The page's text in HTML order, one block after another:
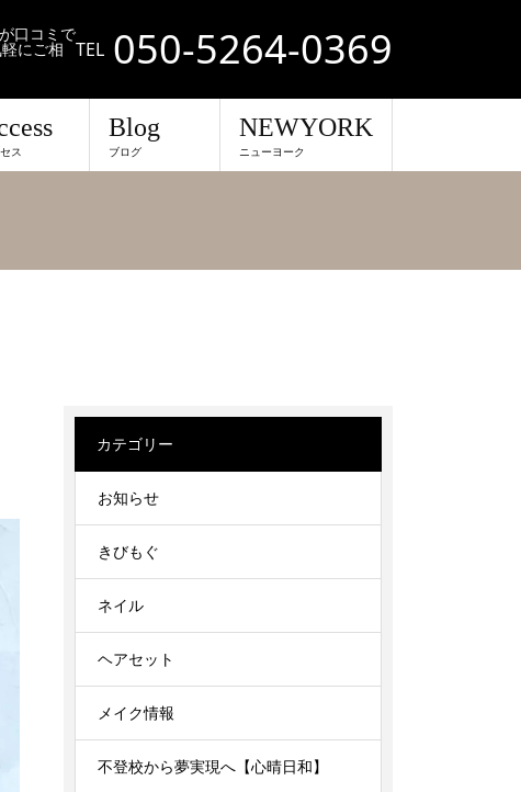
口コミで
にご相 TEL 050-5264-0369
ス
Blog
ブログ
NEWYORK
ニューヨーク
カテゴリー
お知らせ
きびもぐ
ネイル
ヘアセット
メイク情報
不登校から夢実現へ【心晴日和】